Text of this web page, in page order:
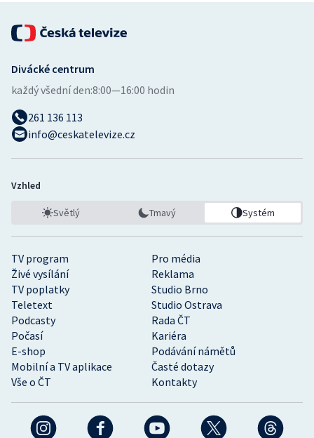
TV program
Pro média
Živé vysílání
Reklama
TV poplatky
Studio Brno
Teletext
Studio Ostrava
Podcasty
Rada ČT
Počasí
Kariéra
E-shop
Podávání námětů
Mobilní a TV aplikace
Časté dotazy
Vše o ČT
Kontakty
Divácké centrum
každý všední den:8:00—16:00 hodin
261 136 113
info@ceskatelevize.cz
Vzhled
Světlý Tmavý Systém